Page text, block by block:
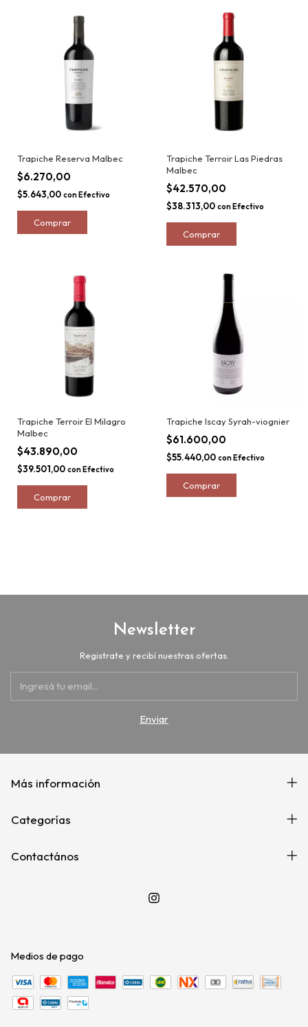
Trapiche Reserva Malbec
$6.270,00
$5.643,00 con Efectivo
Trapiche Terroir Las Piedras
Malbec
$42.570,00
$38.313,00 con Efectivo
Trapiche Terroir El Milagro
Malbec
$43.890,00
$39.501,00 conEfectivo
Trapiche Iscay Syrah-viognier
$61.600,00
$55.440,00 conEfectivo
Newsletter
Registrate y recibí nuestras ofertas.
Más información
Categorías
Contactános
Medios de pago